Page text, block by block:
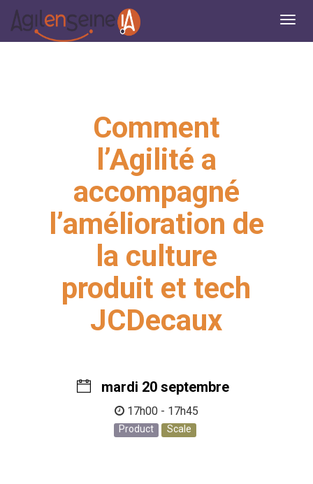
Comment
l’Agilité a
accompagné
l’amélioration de
la culture
produit et tech
JCDecaux
mardi 20 septembre
17h00 - 17h45
Product Scale